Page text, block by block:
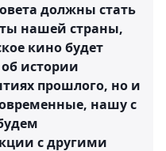
должны стать
нашей страны,
кино будет
истории
прошлого, но и
нашу с
с другими